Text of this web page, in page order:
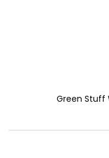
Green Stuff